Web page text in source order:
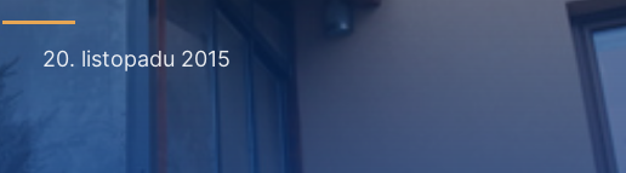
20. listopadu 2015